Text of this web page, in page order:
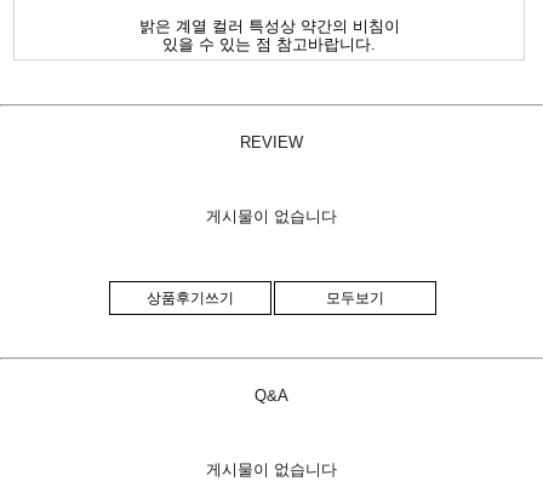
밝은 계열 컬러 특성상 약간의 비침이
있을 수 있는 점 참고바랍니다.
REVIEW
게시물이 없습니다
상품후기쓰기 모두보기
Q&A
게시물이 없습니다